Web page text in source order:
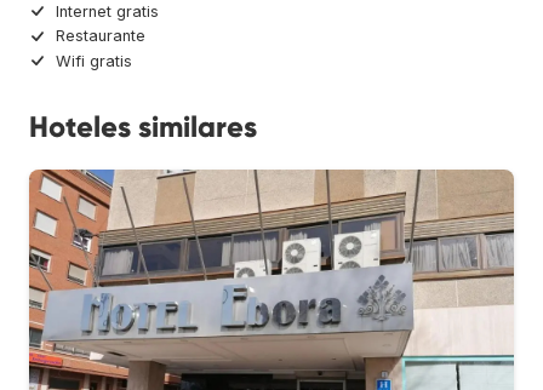
Internet gratis
Restaurante
Wifi gratis
Hoteles similares